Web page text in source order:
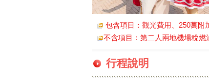
包含項目：觀光費用、250萬附
不含項目：第二人兩地機場稅燃
行程說明